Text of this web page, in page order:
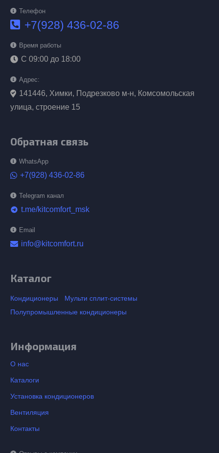
Телефон
+7(928) 436-02-86
Время работы
С 09:00 до 18:00
Адрес:
141446, Химки, Подрезково м-н, Комсомольская
улица, строение 15
Обратная связь
WhatsApp
+7(928) 436-02-86
Telegram канал
telegram t.me/kitcomfort_msk
Email
info@kitcomfort.ru
Каталог
Кондиционеры
Мульти сплит-системы
Полупромышленные кондиционеры
Информация
О нас
Каталоги
Установка кондиционеров
Вентиляция
Контакты